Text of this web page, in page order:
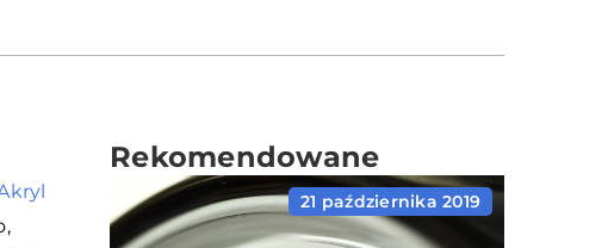
Rekomendowane
21 października 2019